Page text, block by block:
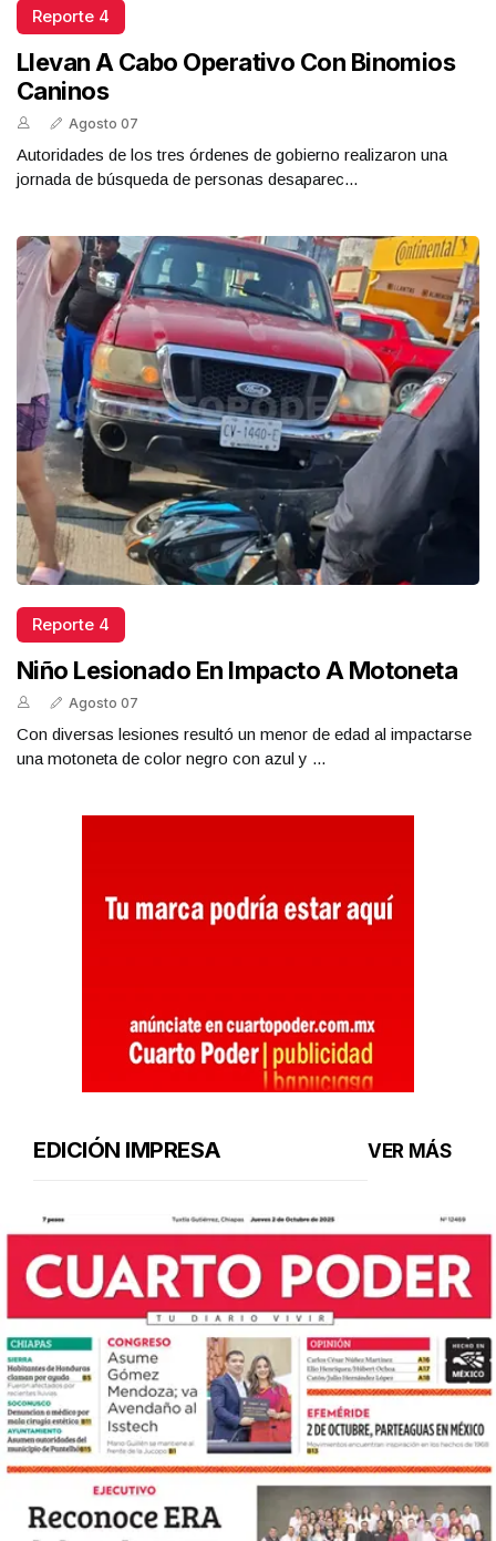
Reporte 4
Llevan A Cabo Operativo Con Binomios
Caninos
Agosto 07
Autoridades de los tres órdenes de gobierno realizaron una
jornada de búsqueda de personas desaparec...
Reporte 4
Niño Lesionado En Impacto A Motoneta
Agosto 07
Con diversas lesiones resultó un menor de edad al impactarse
una motoneta de color negro con azul y ...
EDICIÓN IMPRESA VER MÁS